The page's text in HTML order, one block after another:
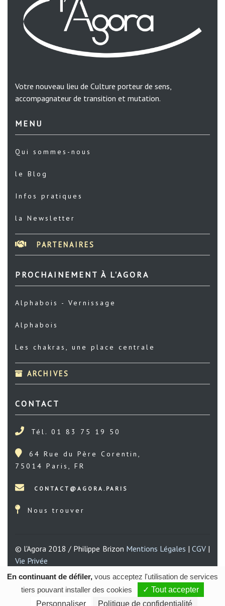
Votre nouveau lieu de Culture porteur de sens,
accompagnateur de transition et mutation.
MENU
Qui sommes-nous
le Blog
Infos pratiques
la Newsletter
PARTENAIRES
PROCHAINEMENT À L'AGORA
Alphabois - Vernissage
Alphabois
Les chakras, une place centrale
ARCHIVES
CONTACT
Tél. 01 83 75 19 50
64 Rue du Père Corentin,
75014 Paris, FR
Nous trouver
© l'Agora 2018 / Philippe Brizon Mentions Légales | CGV|
Vie Privée
Une réalisation deGil FOURGEAUD
En continuant de défiler, vous acceptez l'utilisation de services
tiers pouvant installer des cookies
✓ Tout accepter
Personnaliser
Politique de confidentialité